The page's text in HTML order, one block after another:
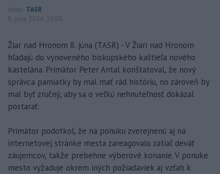
Autor TASR
8. júna 2026 10:08
Žiar nad Hronom 8. júna (TASR) - V Žiari nad Hronom
hľadajú do vynoveného biskupského kaštieľa nového
kastelána. Primátor Peter Antal konštatoval, že nový
správca pamiatky by mal mať rád históriu, no zároveň by
mal byť zručný, aby sa o veľkú nehnuteľnosť dokázal
postarať.
Primátor podotkol, že na ponuku zverejnenú aj na
internetovej stránke mesta zareagovalo zatiaľ deväť
záujemcov, takže prebehne výberové konanie. V ponuke
mesto vyžaduje okrem iných požiadaviek aj vzťah k